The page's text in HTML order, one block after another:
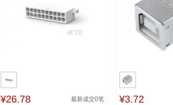
¥26.78 最新成交0笔 ¥3.72